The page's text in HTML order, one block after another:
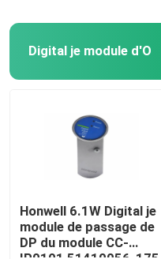
Digital je module d'O
Honwell 6.1W Digital je
module de passage de
DP du module CC-